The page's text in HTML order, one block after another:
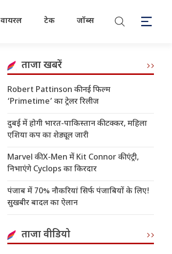
वायरल टेक जॉब्स
ताजा खबरें
Robert Pattinson की नई फिल्म
‘Primetime’ का ट्रेलर रिलीज
दुबई में होगी भारत-पाकिस्तान की टक्कर, महिला
एशिया कप का शेड्यूल जारी
Marvel की X-Men में Kit Connor की एंट्री,
निभाएंगे Cyclops का किरदार
पंजाब में 70% नौकरियां सिर्फ पंजाबियों के लिए!
सुखबीर बादल का ऐलान
ताजा वीडियो